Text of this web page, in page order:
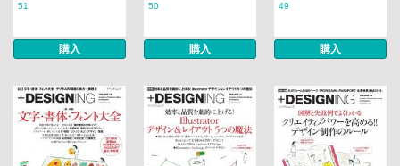
51
購入
50
購入
49
購入